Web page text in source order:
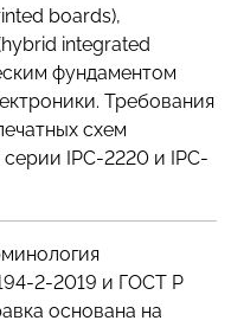
boards),
integrated
фундаментом
Требования
схем
IPC-2220 и IPC-
2-2019 и ГОСТ Р
основана на